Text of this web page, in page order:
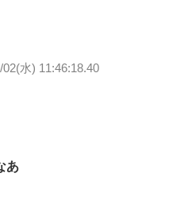
02(水) 11:46:18.40
あ